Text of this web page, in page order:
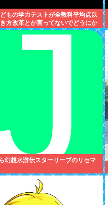
もの学力テストが全教科平均点以
方改革とか言ってないでどうにか
幻想水滸伝スターリープのリセマ